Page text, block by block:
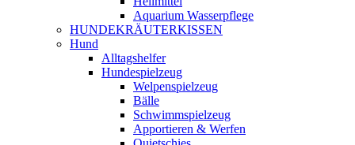
Aquarium Wasserpflege
HUNDEKRÄUTERKISSEN
Hund
Alltagshelfer
Hundespielzeug
Welpenspielzeug
Bälle
Schwimmspielzeug
Apportieren & Werfen